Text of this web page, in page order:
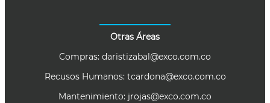
Otras Áreas
Compras: daristizabal@exco.com.co
Recusos Humanos: tcardona@exco.com.co
Mantenimiento: jrojas@exco.com.co